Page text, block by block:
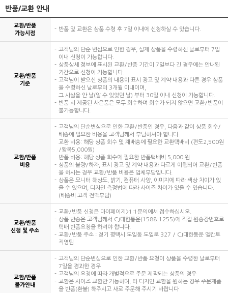
반품/교환 안내
교환/반품
가능시점
반품 및 교환은 상품 수령 후 7일 이내에 신청하실 수 있습니다.
교환/반품
기준
고객님의 단순 변심으로 인한 경우, 실제 상품을 수령하신 날로부터 7일
이내 신청이 가능합니다.
상품상세 정보에 표시된 교환/반품 기간이 7일보다 긴 경우에는 안내된
기간으로 신청이 가능합니다.
고객님이 받으신 상품의 내용이 표시 광고 및 계약 내용과 다른 경우 상품
을 수령하신 날로부터 3개월 이내이며,
그 사실을 안 날(알 수 있었던 날) 부터 30일 이내 신청이 가능합니다.
반품 시 제공된 사은품은 모두 회수하며 회수가 되지 않으면 교환/반품이
불가능합니다.
교환/반품
비용
고객님의 단순변심으로 인한 교환/반품인 경우, 다음과 같이 상품 회수/
배송에 필요한 비용을 고객님께서 부담하셔야 합니다.
교환 비용: 해당 상품 회수 및 재배송에 필요한 교환택배비 (편도2,500원
/왕복5,000원)
반품 비용: 해당 상품 회수에 필요한 반품택배비 5,000 원
상품의 불량/하자, 표시 광고 및 계약 내용과 다르게 이행되어 교환/반품
을 하시는 경우 교환/반품 비용은 업체부담입니다.
상품은 모니터 해상도, 밝기, 컴퓨터 사양, 이미지에 따라 색상 차이가 있
을 수 있으며, 디자인 측정법에 따라 사이즈 차이가 있을 수 있습니다.
(배송비 고객 전액부담)
교환/반품
신청 및 주소
교환/반품 신청은 마이페이지>1:1문의에서 접수하십시오.
상품 반송은 고객님께서 CJ대한통운(1588-1255)에 직접 원송장번호로
택배 반품요청을 하셔야 합니다.
교환/반품 주소 : 경기 평택시 도일동 도일로 327 / CJ대한통운 엘칸토
직영팀
교환/반품
불가안내
고객님의 단순변심으로 인한 교환/반품 요청이 상품을 수령한 날로부터
7일을 경과한 경우
고객님의 요청에 따라 개별적으로 주문 제작되는 상품의 경우
교환은 사이즈 교환만 가능하며, 타 디자인 교환을 원하는 경우 주문제품
을 반품(환불) 해주시고 새로 주문해 주시기 바랍니다